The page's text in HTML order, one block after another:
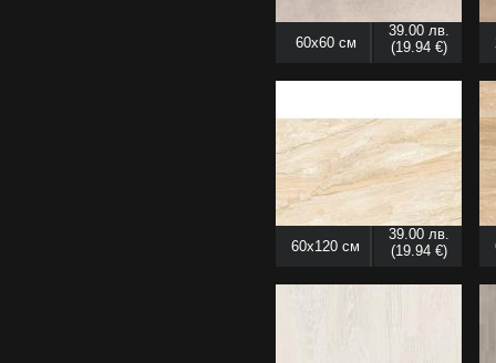
60x60 см
39.00 лв.
(19.94 €)
60x120 см
39.00 лв.
(19.94 €)